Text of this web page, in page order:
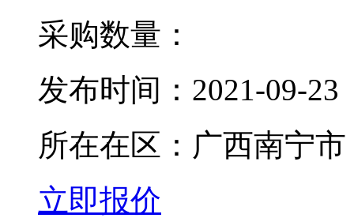
采购数量：
发布时间： 2021-09-23
所在在区： 广西南宁市
立即报价